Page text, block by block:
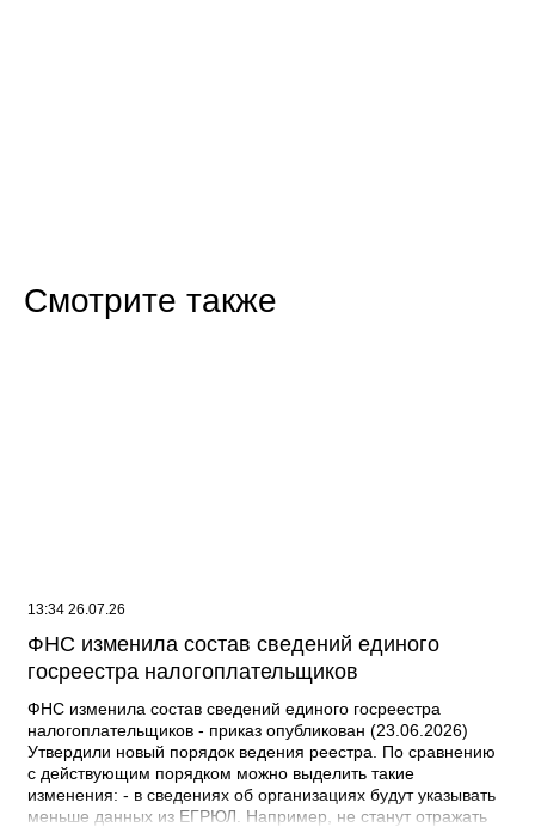
Смотрите также
13:34 26.07.26
ФНС изменила состав сведений единого
госреестра налогоплательщиков
ФНС изменила состав сведений единого госреестра
налогоплательщиков - приказ опубликован (23.06.2026)
Утвердили новый порядок ведения реестра. По сравнению
с действующим порядком можно выделить такие
изменения: - в сведениях об организациях будут указывать
меньше данных из ЕГРЮЛ. Например, не станут отражать